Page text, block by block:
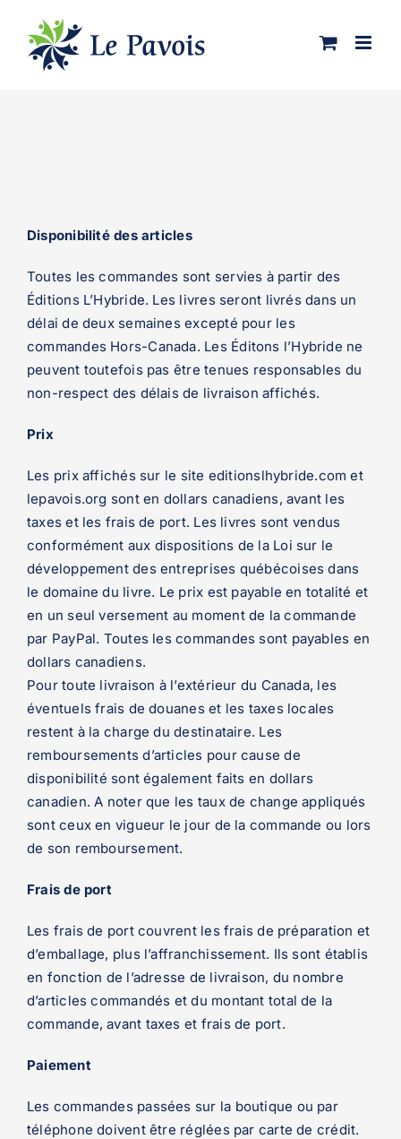
contenu
Disponibilité des articles
Toutes les commandes sont servies à partir des
Éditions L’Hybride. Les livres seront livrés dans un
délai de deux semaines excepté pour les
commandes Hors-Canada. Les Éditons l’Hybride ne
peuvent toutefois pas être tenues responsables du
non-respect des délais de livraison affichés.
Prix
Les prix affichés sur le site editionslhybride.com et
lepavois.org sont en dollars canadiens, avant les
taxes et les frais de port. Les livres sont vendus
conformément aux dispositions de la Loi sur le
développement des entreprises québécoises dans
le domaine du livre. Le prix est payable en totalité et
en un seul versement au moment de la commande
par PayPal. Toutes les commandes sont payables en
dollars canadiens.
Pour toute livraison à l’extérieur du Canada, les
éventuels frais de douanes et les taxes locales
restent à la charge du destinataire. Les
remboursements d’articles pour cause de
disponibilité sont également faits en dollars
canadien. A noter que les taux de change appliqués
sont ceux en vigueur le jour de la commande ou lors
de son remboursement.
Frais de port
Les frais de port couvrent les frais de préparation et
d’emballage, plus l’affranchissement. Ils sont établis
en fonction de l’adresse de livraison, du nombre
d’articles commandés et du montant total de la
commande, avant taxes et frais de port.
Paiement
Les commandes passées sur la boutique ou par
téléphone doivent être réglées par carte de crédit.